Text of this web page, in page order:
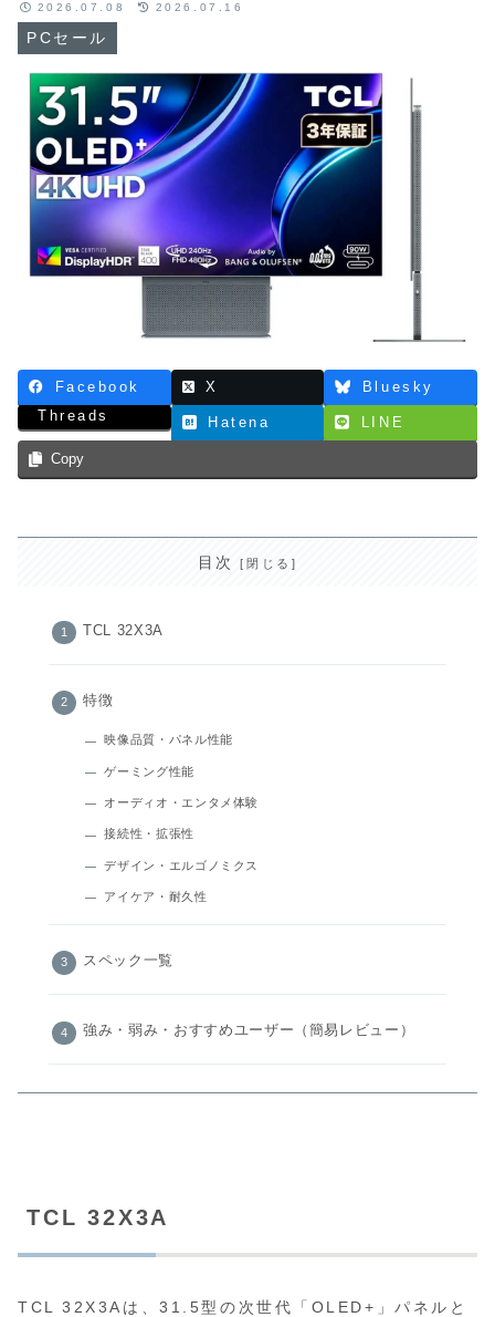
PCセール
2026.07.08 2026.07.16
Facebook X
Bluesky
Threads
Hatena LINE
Copy
目次
TCL 32X3A
特徴
映像品質・パネル性能
ゲーミング性能
オーディオ・エンタメ体験
接続性・拡張性
デザイン・エルゴノミクス
アイケア・耐久性
スペック一覧
強み・弱み・おすすめユーザー（簡易レビュー）
TCL 32X3A
TCL 32X3Aは、31.5型の次世代「OLED+」パネルと